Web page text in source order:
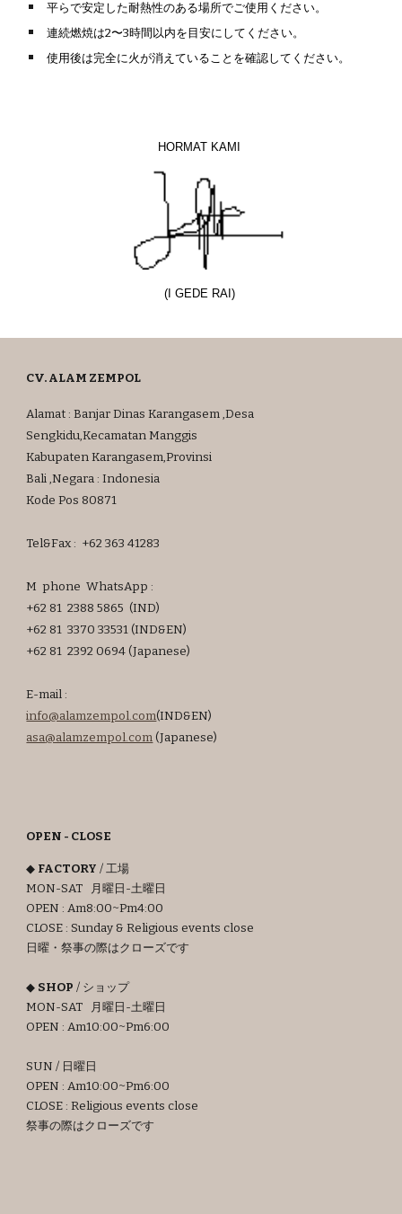
平らで安定した耐熱性のある場所でご使用ください。
連続燃焼は2〜3時間以内を目安にしてください。
使用後は完全に火が消えていることを確認してください。
HORMAT KAMI
(I GEDE RAI)
CV. ALAM ZEMPOL
Alamat : Banjar Dinas Karangasem ,Desa
Sengkidu,Kecamatan Manggis
Kabupaten Karangasem,Provinsi
Bali ,Negara : Indonesia
Kode Pos 80871
Tel&Fax : +62 363 41283
M phone WhatsApp :
+62 81 2388 5865 (IND)
+62 81 3370 33531 (IND&EN)
+62 81 2392 0694 (Japanese)
E-mail :
info@alamzempol.com(IND&EN)
asa@alamzempol.com (Japanese)
OPEN - CLOSE
◆ FACTORY / 工場
MON-SAT 月曜日-土曜日
OPEN : Am8:00~Pm4:00
CLOSE : Sunday & Religious events close
日曜・祭事の際はクローズです
◆ SHOP / ショップ
MON-SAT 月曜日-土曜日
OPEN : Am10:00~Pm6:00
SUN / 日曜日
OPEN : Am10:00~Pm6:00
CLOSE : Religious events close
祭事の際はクローズです